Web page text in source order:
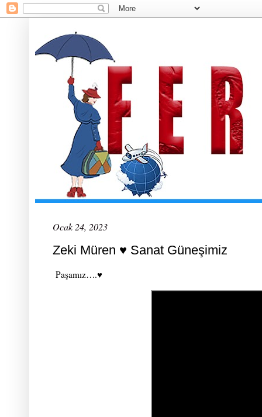
Ocak 24, 2023
Zeki Müren ♥️ Sanat Güneşimiz
Paşamız….♥️